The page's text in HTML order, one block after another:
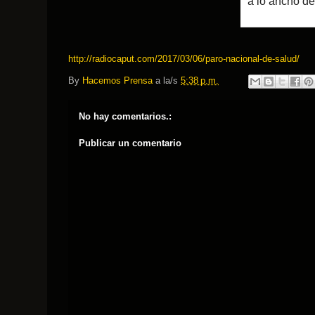
http://radiocaput.com/2017/03/06/paro-nacional-de-salud/
By Hacemos Prensa a la/s 5:38 p.m.
No hay comentarios.:
Publicar un comentario